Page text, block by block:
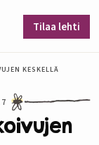
Tilaa lehti
KESKELLÄ